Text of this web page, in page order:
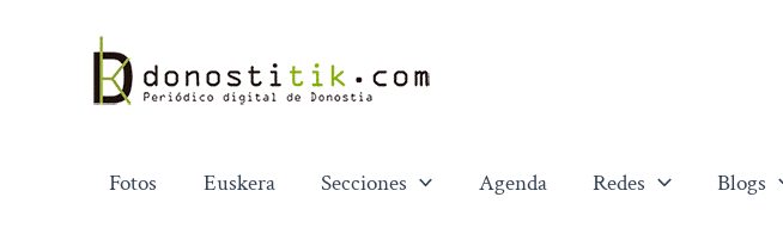
contenido
Fotos Euskera Secciones Agenda Redes Blogs